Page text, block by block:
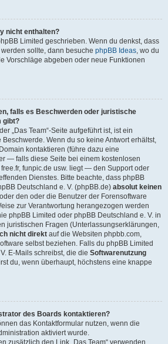
nicht enthalten?
Limited geschrieben. Wenn du denkst, dass
sollte, dann besuche phpBB Ideas, wo du
Vorschläge abgeben oder neue Funktionen
falls es Beschwerden oder juristische
gibt?
„Das Team“-Seite aufgeführt ist, ist ein
Wenn du so keine Antwort erhältst,
kontaktieren (führe dazu eine
— falls diese Seite bei einem kostenlosen
funpic.de usw. liegt — den Support oder
Dienstes. Bitte beachte, dass phpBB
Deutschland e. V. (phpBB.de) absolut keinen
den oder die Benutzer der Forensoftware
zur Verantwortung herangezogen werden
phpBB Limited oder phpBB Deutschland e. V. in
juristischen Fragen (Unterlassungserklärungen,
nicht direkt auf die Websiten phpbb.com,
selbst beziehen. Falls du phpBB Limited
E-Mails schreibst, die die Softwarenutzung
du, wenn überhaupt, höchstens eine knappe
des Boards kontaktieren?
das Kontaktformular nutzen, wenn die
aktiviert wurde.
zusätzlich den Link „Das Team“ verwenden.